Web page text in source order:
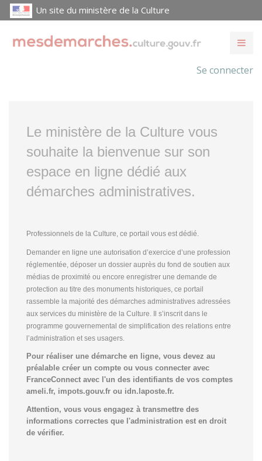
Un site du ministère de la Culture
Se connecter
Le ministère de la Culture vous
souhaite la bienvenue sur son
espace en ligne dédié aux
démarches administratives.
Professionnels de la Culture, ce portail vous est dédié.
Demander en ligne une autorisation d’exercice d’une profession
réglementée, déposer un dossier auprès du fond de soutien aux
médias de proximité ou encore enregistrer une demande de
protection au titre des monuments historiques, ce portail
rassemble la majorité des démarches administratives adressées
aux services du ministère de la Culture. Il s’inscrit dans le
programme gouvernemental de simplification des relations entre
l’administration et ses usagers.
Pour réaliser une démarche en ligne, vous devez au
préalable créer un compte ou vous connecter avec
FranceConnect avec l'un des identifiants de vos comptes
ameli.fr, impots.gouv.fr ou idn.laposte.fr.
Attention, vous vous engagez à transmettre des
informations correctes que l'administration est en droit
de vérifier.